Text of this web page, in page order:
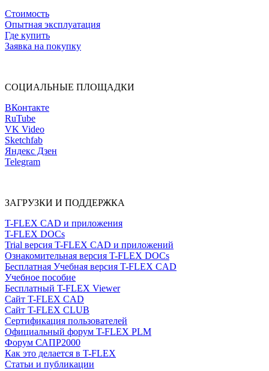
Стоимость
Опытная эксплуатация
Где купить
Заявка на покупку
СОЦИАЛЬНЫЕ ПЛОЩАДКИ
ВКонтакте
RuTube
VK Video
Sketchfab
Яндекс Дзен
Telegram
ЗАГРУЗКИ И ПОДДЕРЖКА
T-FLEX CAD и приложения
T-FLEX DOCs
Trial версия T-FLEX CAD и приложений
Ознакомительная версия T-FLEX DOCs
Бесплатная Учебная версия T-FLEX CAD
Учебное пособие
Бесплатный T-FLEX Viewer
Сайт T-FLEX CAD
Сайт T-FLEX CLUB
Сертификация пользователей
Официальный форум T-FLEX PLM
Форум САПР2000
Как это делается в T-FLEX
Статьи и публикации